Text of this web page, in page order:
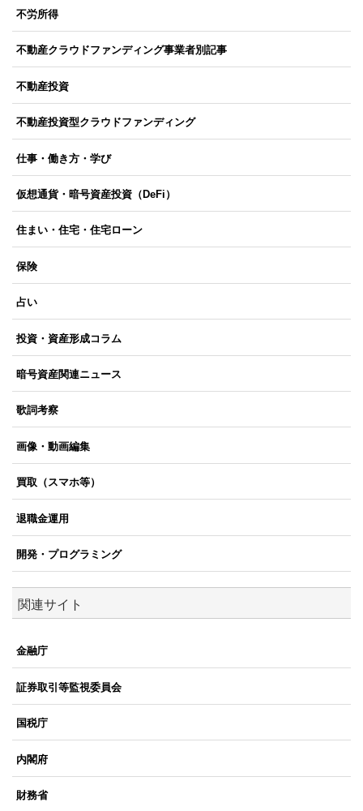
不労所得
不動産クラウドファンディング事業者別記事
不動産投資
不動産投資型クラウドファンディング
仕事・働き方・学び
仮想通貨・暗号資産投資（DeFi）
住まい・住宅・住宅ローン
保険
占い
投資・資産形成コラム
暗号資産関連ニュース
歌詞考察
画像・動画編集
買取（スマホ等）
退職金運用
開発・プログラミング
関連サイト
金融庁
証券取引等監視委員会
国税庁
内閣府
財務省